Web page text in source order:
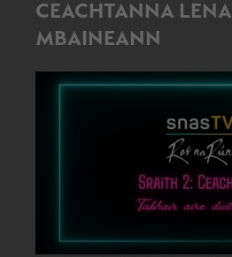
CEACHTANNA LENA
MBAINEANN